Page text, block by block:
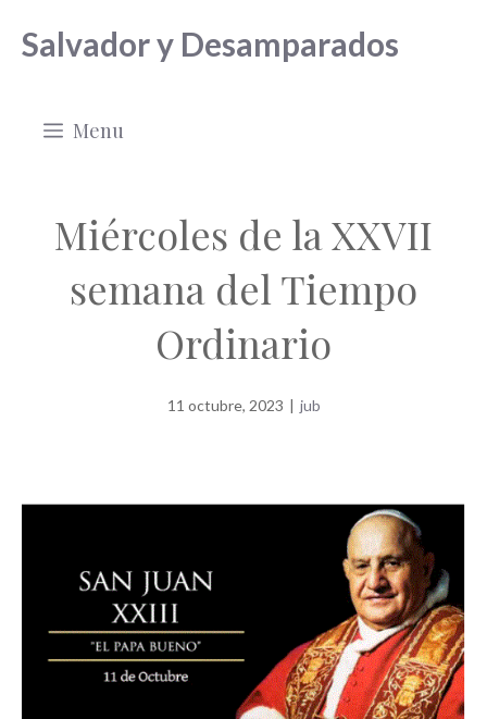
Salvador y Desamparados
Menu
Miércoles de la XXVII
semana del Tiempo
Ordinario
11 octubre, 2023 | jub